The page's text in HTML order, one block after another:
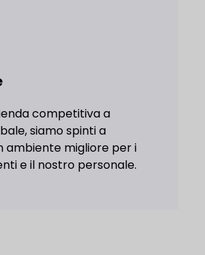
competitiva a
siamo spinti a
ambiente migliore per i
e il nostro personale.